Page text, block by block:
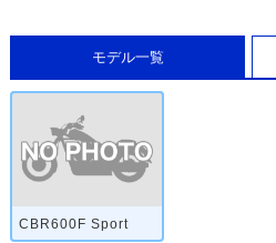
モデル一覧
CBR600F Sport